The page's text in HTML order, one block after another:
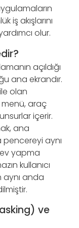
iş akışlarını
olur.
açıldığı
ana ekrandır.
olan
menü, araç
içerir.
ana
aynı
yapma
kullanıcı
anda
ve